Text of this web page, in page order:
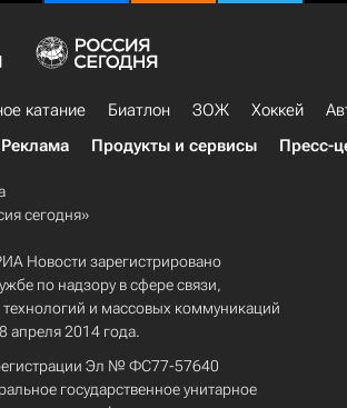
катание Биатлон ЗОЖ Хоккей
Реклама Продукты и сервисы Пресс-
сегодня»
Новости зарегистрировано
по надзору в сфере связи,
и массовых коммуникаций
апреля 2014 года.
Эл № ФС77-57640
государственное унитарное